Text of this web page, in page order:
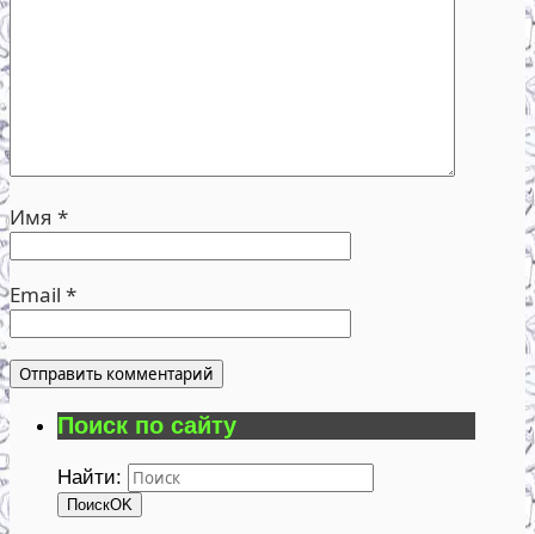
Имя *
Email *
Поиск по сайту
Найти:
ПоискOK